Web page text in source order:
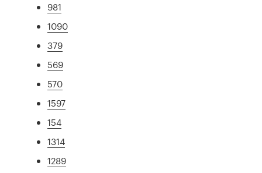
981
1090
379
569
570
1597
154
1314
1289